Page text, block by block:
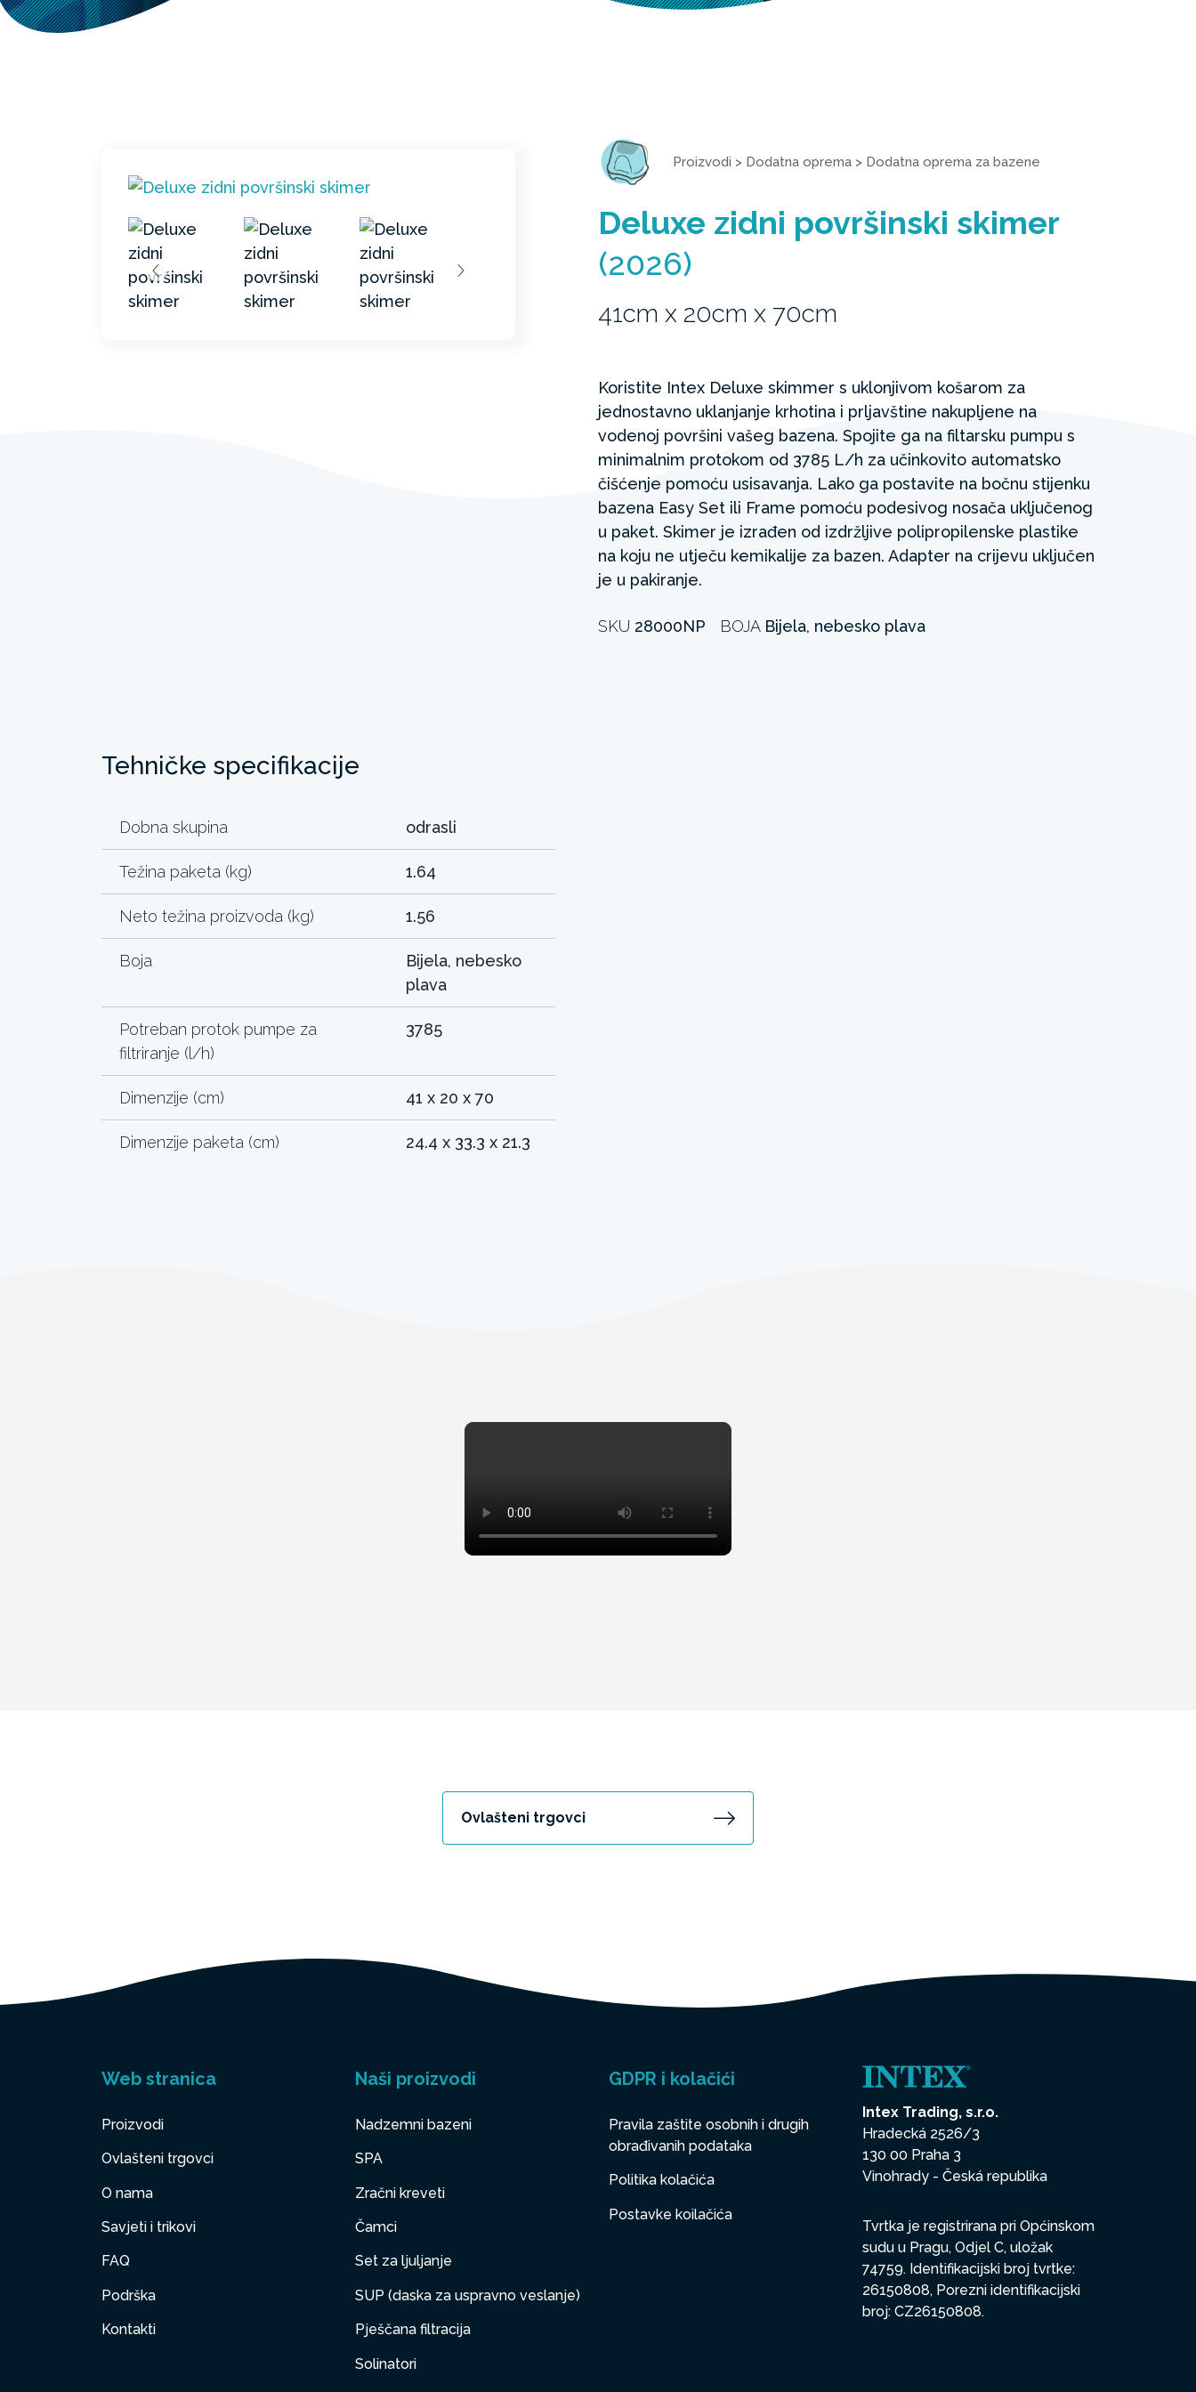
Proizvodi > Dodatna oprema > Dodatna oprema za bazene
Deluxe zidni površinski skimer
(2026)
41cm x 20cm x 70cm
Koristite Intex Deluxe skimmer s uklonjivom košarom za
jednostavno uklanjanje krhotina i prljavštine nakupljene na
vodenoj površini vašeg bazena. Spojite ga na filtarsku pumpu s
minimalnim protokom od 3785 L/h za učinkovito automatsko
čišćenje pomoću usisavanja. Lako ga postavite na bočnu stijenku
bazena Easy Set ili Frame pomoću podesivog nosača uključenog
u paket. Skimer je izrađen od izdržljive polipropilenske plastike
na koju ne utječu kemikalije za bazen. Adapter na crijevu uključen
je u pakiranje.
SKU 28000NP BOJA Bijela, nebesko plava
Tehničke specifikacije
Dobna skupina odrasli
Težina paketa (kg) 1.64
Neto težina proizvoda (kg) 1.56
Boja
Bijela, nebesko
plava
Potreban protok pumpe za
filtriranje (l/h)
3785
Dimenzije (cm) 41 x 20 x 70
Dimenzije paketa (cm) 24.4 x 33.3 x 21.3
Ovlašteni trgovci
Web stranica
Proizvodi
Ovlašteni trgovci
O nama
Savjeti i trikovi
FAQ
Podrška
Kontakti
Naši proizvodi
Nadzemni bazeni
SPA
Zračni kreveti
Čamci
Set za ljuljanje
SUP (daska za uspravno veslanje)
Pješčana filtracija
Solinatori
GDPR i kolačići
Pravila zaštite osobnih i drugih
obrađivanih podataka
Politika kolačića
Postavke koilačića
Intex Trading, s.r.o.
Hradecká 2526/3
130 00 Praha 3
Vinohrady - Česká republika
Tvrtka je registrirana pri Općinskom
sudu u Pragu, Odjel C, uložak
74759. Identifikacijski broj tvrtke:
26150808, Porezni identifikacijski
broj: CZ26150808.